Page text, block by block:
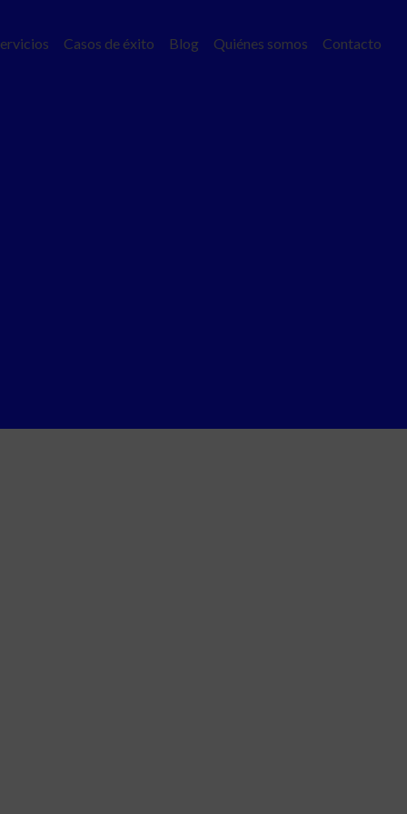
Casos de éxito Blog Quiénes somos Contacto